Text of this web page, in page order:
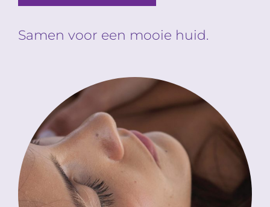
Samen voor een mooie huid.